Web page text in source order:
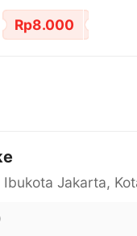
Rp8.000